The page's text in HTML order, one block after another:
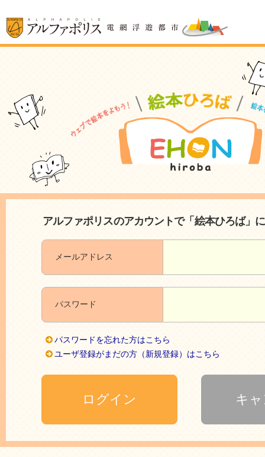
アルファポリスのアカウントで「絵本ひろば」
メールアドレス
パスワード
パスワードを忘れた方はこちら
ユーザ登録がまだの方（新規登録）はこちら